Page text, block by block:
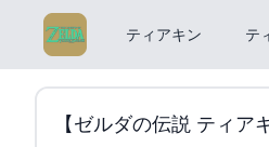
ティアキン テ
【ゼルダの伝説 ティ